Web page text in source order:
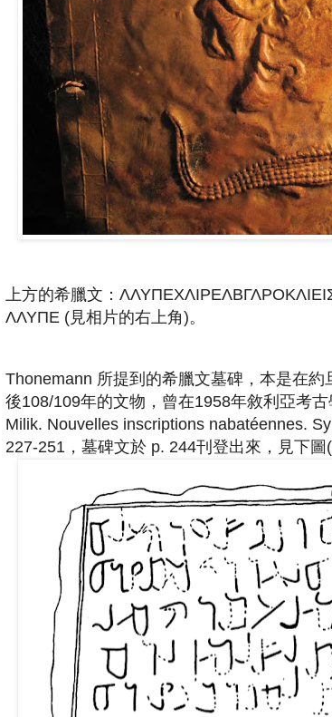
上方的希臘文：
ΛΛΥΠΕ (見相片的右上角)。
Thonemann 所提到的希臘文墓碑，本是在
後108/109年的文物，曾在1958年敘利亞考
Milik. Nouvelles inscriptions nabatéennes.
227-251， 墓碑文於 p. 244刊登出來，見下圖